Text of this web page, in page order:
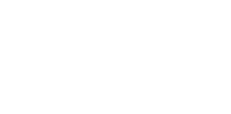
จาก 5, 57 รีวิว